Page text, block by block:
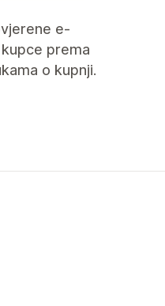
e-
prema
o kupnji.